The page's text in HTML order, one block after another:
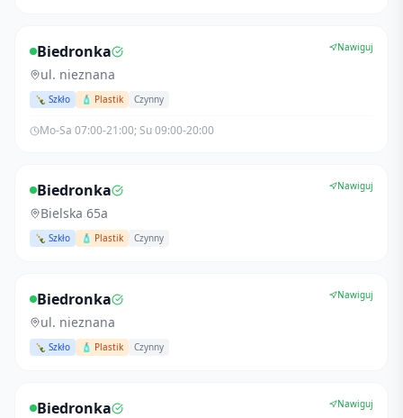
Biedronka
ul. nieznana
🍾 Szkło 🧴 Plastik Czynny
Nawiguj
Mo-Sa 07:00-21:00; Su 09:00-20:00
Biedronka
Bielska 65a
🍾 Szkło 🧴 Plastik Czynny
Nawiguj
Biedronka
ul. nieznana
🍾 Szkło 🧴 Plastik Czynny
Nawiguj
Biedronka Nawiguj